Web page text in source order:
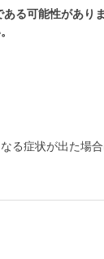
る可能性がありま
る症状が出た場